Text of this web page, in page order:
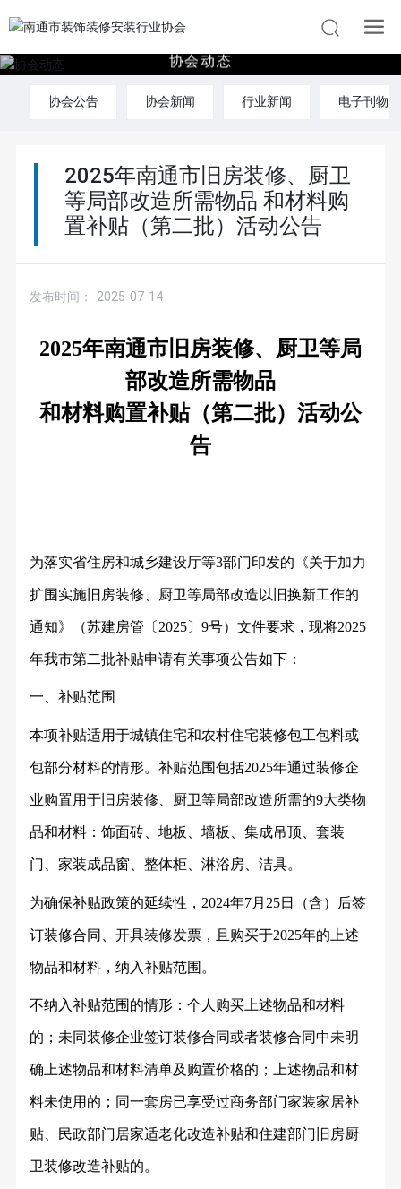
协会动态
协会公告 协会新闻 行业新闻 电子刊物
2025年南通市旧房装修、厨卫
等局部改造所需物品 和材料购
置补贴（第二批）活动公告
发布时间： 2025-07-14
2025年南通市旧房装修、厨卫等局
部改造所需物品
和材料购置补贴（第二批）活动公
告
为落实省住房和城乡建设厅等3部门印发的《关于加力
扩围实施旧房装修、厨卫等局部改造以旧换新工作的
通知》（苏建房管〔2025〕9号）文件要求，现将2025
年我市第二批补贴申请有关事项公告如下：
一、补贴范围
本项补贴适用于城镇住宅和农村住宅装修包工包料或
包部分材料的情形。补贴范围包括2025年通过装修企
业购置用于旧房装修、厨卫等局部改造所需的9大类物
品和材料：饰面砖、地板、墙板、集成吊顶、套装
门、家装成品窗、整体柜、淋浴房、洁具。
为确保补贴政策的延续性， 2024年7月25日（含）后签
订装修合同、开具装修发票，且购买于2025年的上述
物品和材料，纳入补贴范围。
不纳入补贴范围的情形：个人购买上述物品和材料
的；未同装修企业签订装修合同或者装修合同中未明
确上述物品和材料清单及购置价格的；上述物品和材
料未使用的；同一套房已享受过商务部门家装家居补
贴、民政部门居家适老化改造补贴和住建部门旧房厨
卫装修改造补贴的。